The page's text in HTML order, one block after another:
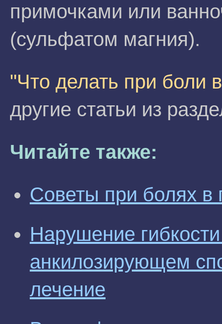
примочками или
(сульфатом магния).
"Что делать при боли
другие статьи из
Читайте также:
Советы при болях в
Нарушение
анкилозирующем
лечение